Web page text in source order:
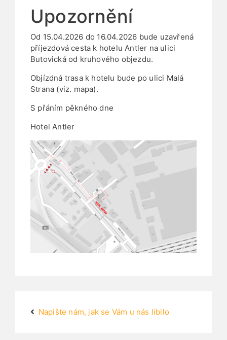
Upozornění
Od 15.04.2026 do 16.04.2026 bude uzavřená
příjezdová cesta k hotelu Antler na ulici
Butovická od kruhového objezdu.
Objízdná trasa k hotelu bude po ulici Malá
Strana (viz. mapa).
S přáním pěkného dne
Hotel Antler
Napište nám, jak se Vám u nás líbilo